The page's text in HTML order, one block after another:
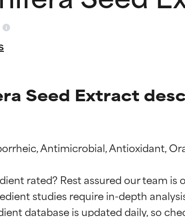
Seed Extract
Antimicrobial, Antioxidant,
rated? Rest assured our team
studies require in-depth
Valutazione degli
OTTIMO
Comprovati e sostenuti da studi indipendenti.
parte dei tipi di pelle o dei problemi.
Valutazione degli
OTTIMO
Comprovati e sostenuti da studi indipendenti.
parte dei tipi di pelle o dei problemi.